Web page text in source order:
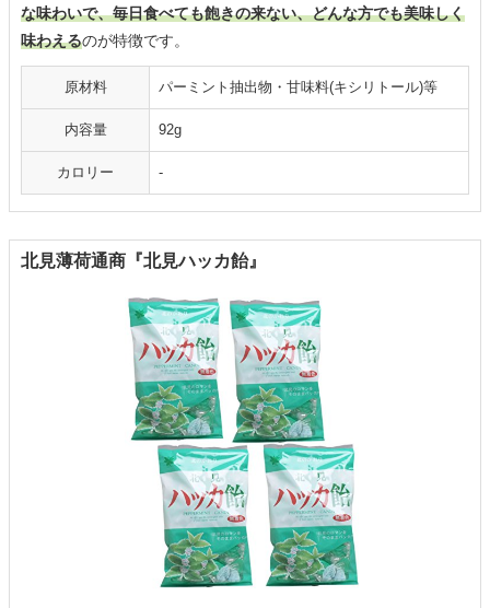
な味わいで、毎日食べても飽きの来ない、どんな方でも美味しく
味わえるのが特徴です。
原材料 パーミント抽出物・甘味料(キシリトール)等
内容量 92g
カロリー -
北見薄荷通商『北見ハッカ飴』